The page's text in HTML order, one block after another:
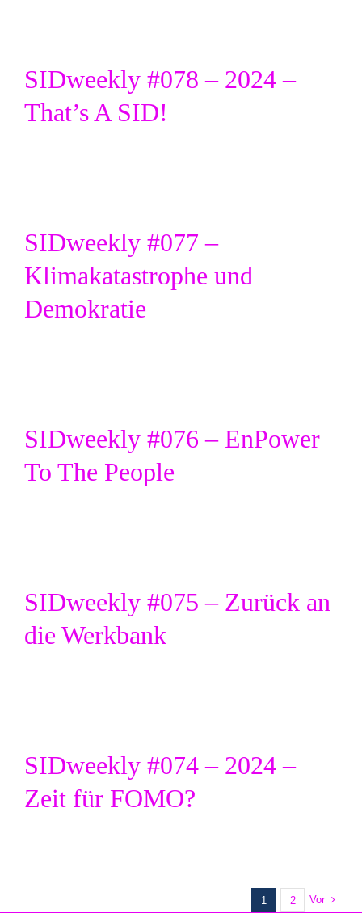
SIDweekly #078 – 2024 –
That’s A SID!
SIDweekly #077 –
Klimakatastrophe und
Demokratie
SIDweekly #076 – EnPower
To The People
SIDweekly #075 – Zurück an
die Werkbank
SIDweekly #074 – 2024 –
Zeit für FOMO?
1 2 Vor